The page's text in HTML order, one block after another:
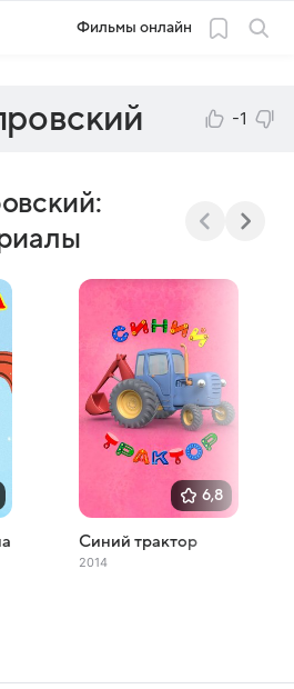
Фильмы онлайн
-1
6,8
Синий трактор
2014